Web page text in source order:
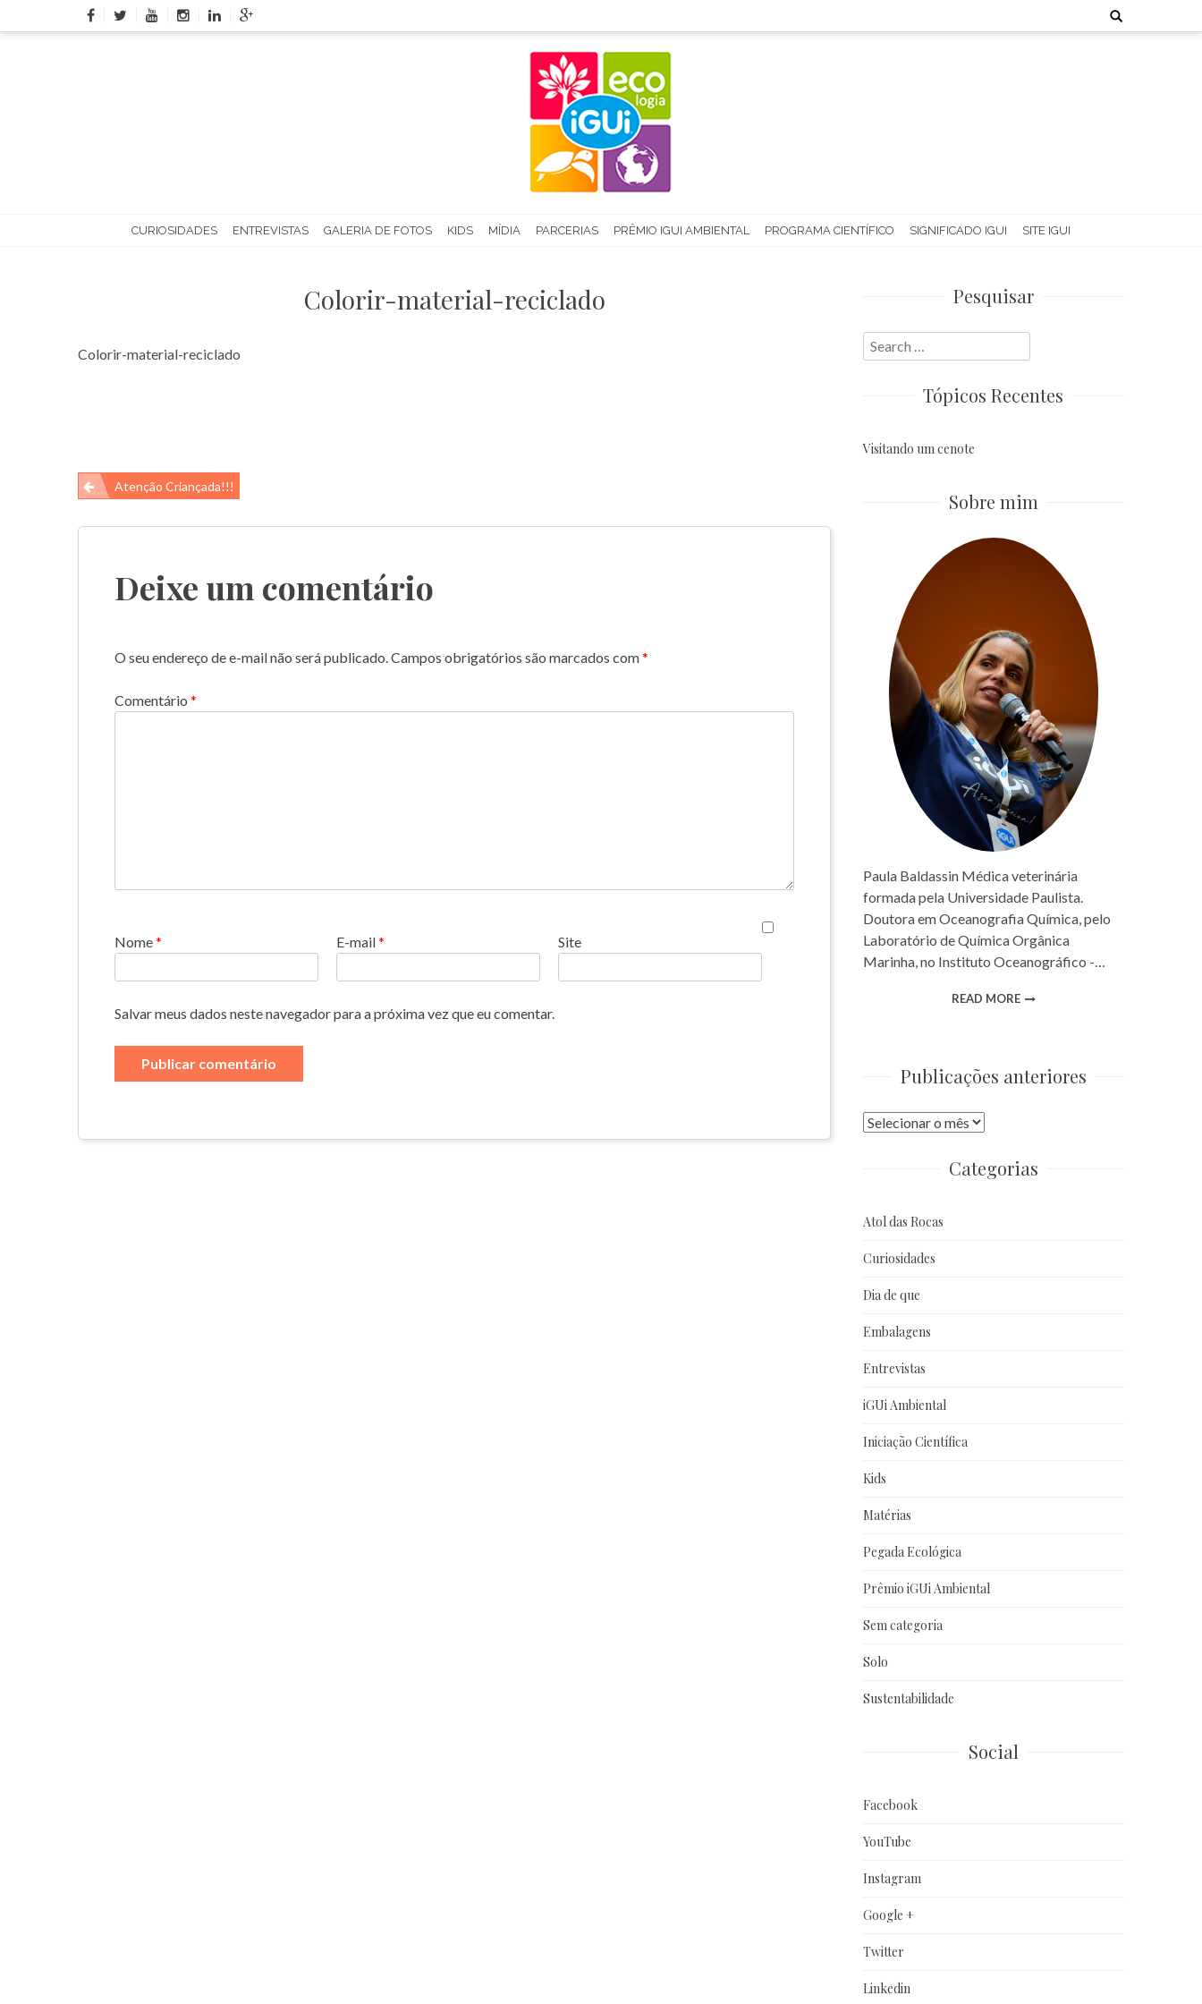
to
Search
for:
CURIOSIDADES ENTREVISTAS GALERIA DE FOTOS KIDS MÍDIA PARCERIAS PRÊMIO IGUI AMBIENTAL PROGRAMA CIENTÍFICO SIGNIFICADO IGUI SITE IGUI
Colorir-material-reciclado
Colorir-material-reciclado
Navegação
de
Atenção Criançada!!!
Deixe um comentário
O seu endereço de e-mail não será publicado.Campos obrigatórios são marcados com*
Comentário *
Nome* E-mail* Site
Salvar meus dados neste navegador para a próxima vez que eu comentar.
Pesquisar
Search
for:
Tópicos Recentes
Visitando um cenote
Sobre mim
Paula Baldassin Médica veterinária
formada pela Universidade Paulista.
Doutora em Oceanografia Química, pelo
Laboratório de Química Orgânica
Marinha, no Instituto Oceanográfico -…
READ MORE
Publicações anteriores
Publicações
Categorias
Atol das Rocas
Curiosidades
Dia de que
Embalagens
Entrevistas
iGUi Ambiental
Iniciação Científica
Kids
Matérias
Pegada Ecológica
Prêmio iGUi Ambiental
Sem categoria
Solo
Sustentabilidade
Social
Facebook
YouTube
Instagram
Google +
Twitter
Linkedin